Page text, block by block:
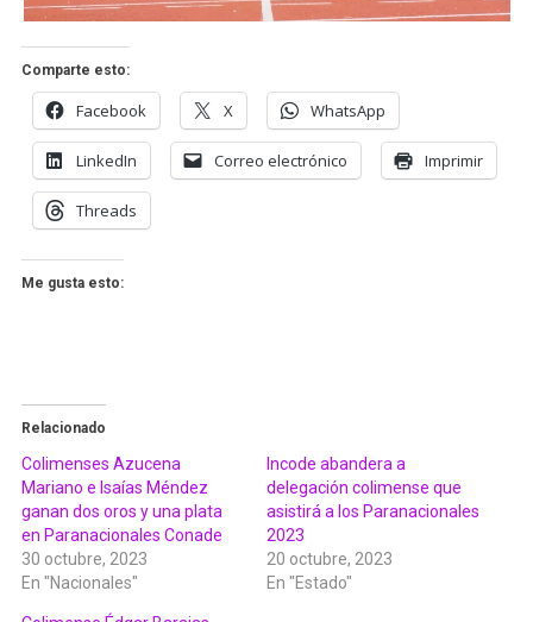
Comparte esto:
Facebook X WhatsApp
LinkedIn Correo electrónico Imprimir
Threads
Me gusta esto:
Relacionado
Colimenses Azucena
Mariano e Isaías Méndez
ganan dos oros y una plata
en Paranacionales Conade
30 octubre, 2023
En "Nacionales"
Incode abandera a
delegación colimense que
asistirá a los Paranacionales
2023
20 octubre, 2023
En "Estado"